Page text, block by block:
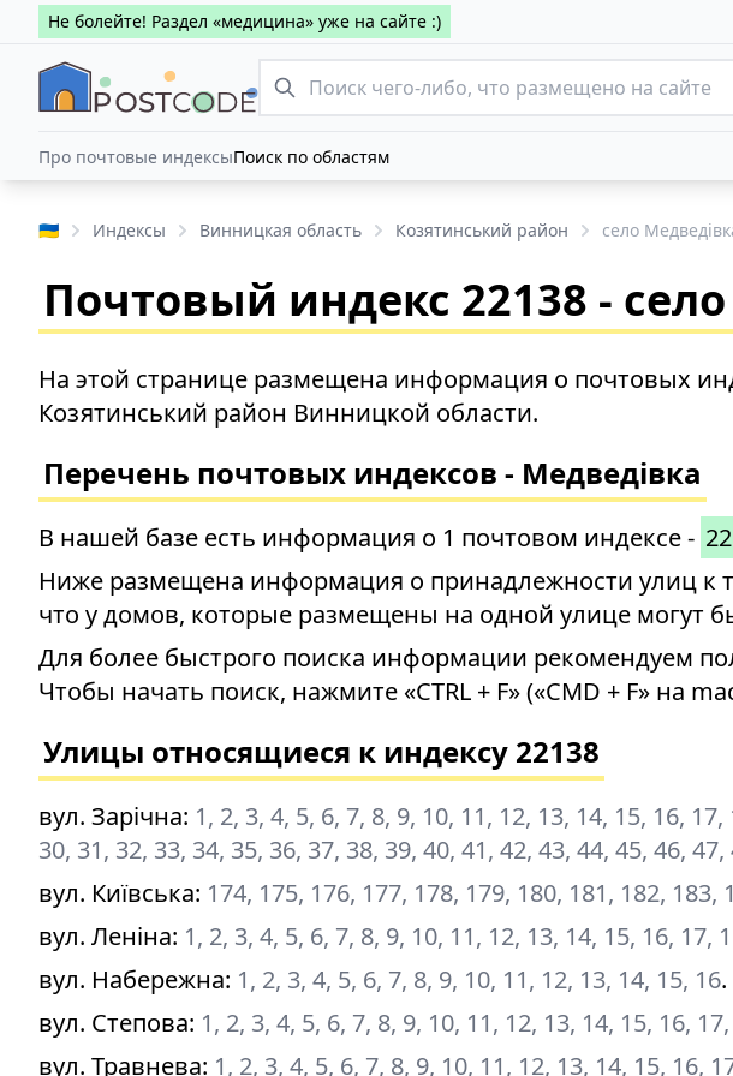
Не болейте! Раздел «медицина» уже на сайте :)
Про почтовые индексыПоиск по областям
🇺🇦 Индексы Винницкая область Козятинський район село
Почтовый индекс 22138 -
На этой странице размещена информация о почтовых
Козятинський район Винницкой области.
Перечень почтовых индексов - Медведівка
В нашей базе есть информация о 1 почтовом индексе -
Ниже размещена информация о принадлежности улиц к
что у домов, которые размещены на одной улице могут
Для более быстрого поиска информации рекомендуем
Чтобы начать поиск, нажмите «CTRL + F» («CMD + F» на
Улицы относящиеся к индексу 22138
вул. Зарічна: 1, 2, 3, 4, 5, 6, 7, 8, 9, 10, 11, 12, 13, 14, 15, 16,
30, 31, 32, 33, 34, 35, 36, 37, 38, 39, 40, 41, 42, 43, 44, 45, 46, 47,
вул. Київська: 174, 175, 176, 177, 178, 179, 180, 181, 182, 183,
вул. Леніна: 1, 2, 3, 4, 5, 6, 7, 8, 9, 10, 11, 12, 13, 14, 15, 16, 17,
вул. Набережна: 1, 2, 3, 4, 5, 6, 7, 8, 9, 10, 11, 12, 13, 14, 15, 16.
вул. Степова: 1, 2, 3, 4, 5, 6, 7, 8, 9, 10, 11, 12, 13, 14, 15, 16,
вул. Травнева: 1, 2, 3, 4, 5, 6, 7, 8, 9, 10, 11, 12, 13, 14, 15, 16,